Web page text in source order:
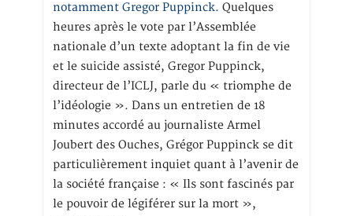
notamment Gregor Puppinck. Quelques
heures après le vote par l’Assemblée
nationale d’un texte adoptant la fin de vie
et le suicide assisté, Gregor Puppinck,
directeur de l’ICLJ, parle du « triomphe de
l’idéologie ». Dans un entretien de 18
minutes accordé au journaliste Armel
Joubert des Ouches, Grégor Puppinck se dit
particulièrement inquiet quant à l’avenir de
la société française : « Ils sont fascinés par
le pouvoir de légiférer sur la mort »,